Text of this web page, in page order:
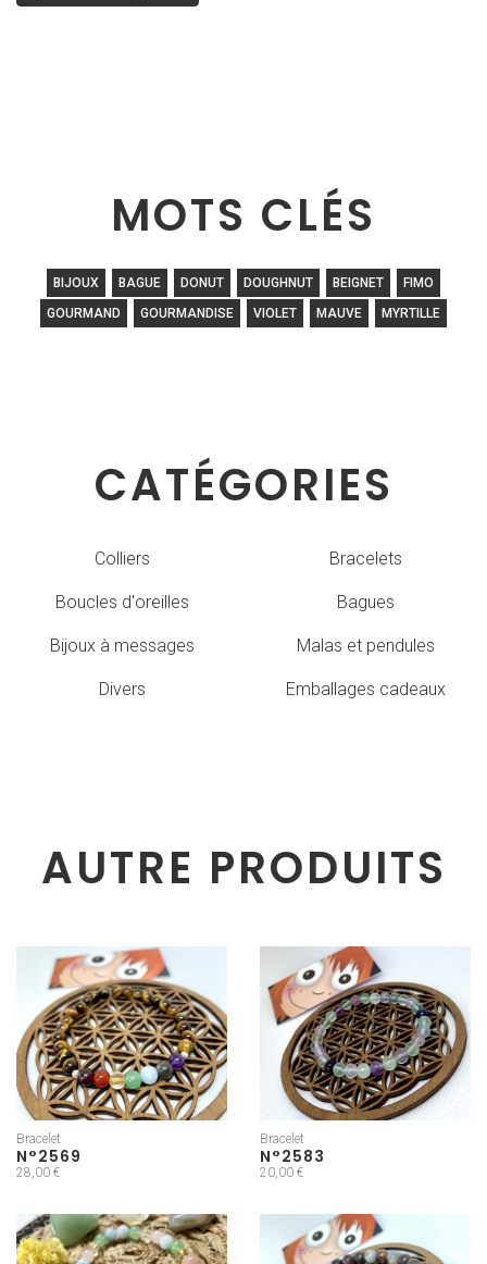
MOTS CLÉS
BIJOUX BAGUE DONUT DOUGHNUT BEIGNET
FIMO
GOURMAND
GOURMANDISE VIOLET MAUVE MYRTILLE
CATÉGORIES
Colliers Bracelets
Boucles d'oreilles Bagues
Bijoux à messages Malas et pendules
Divers Emballages cadeaux
AUTRE PRODUITS
Bracelet
N°2569
28,00 €
Bracelet
N°2583
20,00 €